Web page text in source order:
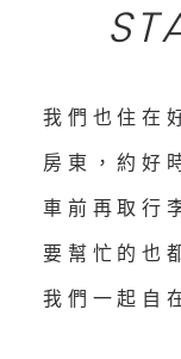
我們也住在
房東，約好
車前再取行
要幫忙的也
我們一起自